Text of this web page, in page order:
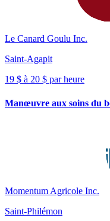
Le Canard Goulu Inc.
Saint-Agapit
19 $ à 20 $ par heure
Manœuvre aux soins du
Momentum Agricole Inc.
Saint-Philémon